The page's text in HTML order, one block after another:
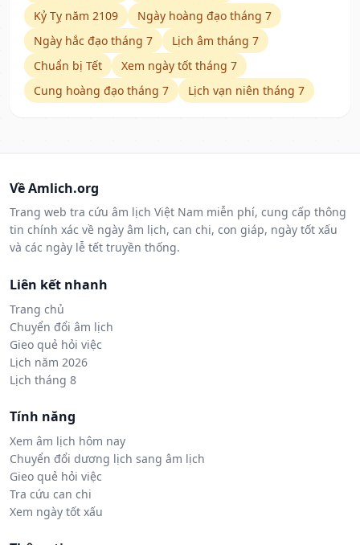
Kỷ Tỵ năm 2109
Ngày hoàng đạo tháng 7
Ngày hắc đạo tháng 7
Lịch âm tháng 7
Chuẩn bị Tết
Xem ngày tốt tháng 7
Cung hoàng đạo tháng 7
Lịch vạn niên tháng 7
Về Amlich.org
Trang web tra cứu âm lịch Việt Nam miễn phí, cung cấp thông
tin chính xác về ngày âm lịch, can chi, con giáp, ngày tốt xấu
và các ngày lễ tết truyền thống.
Liên kết nhanh
Trang chủ
Chuyển đổi âm lịch
Gieo quẻ hỏi việc
Lịch năm 2026
Lịch tháng 8
Tính năng
Xem âm lịch hôm nay
Chuyển đổi dương lịch sang âm lịch
Gieo quẻ hỏi việc
Tra cứu can chi
Xem ngày tốt xấu